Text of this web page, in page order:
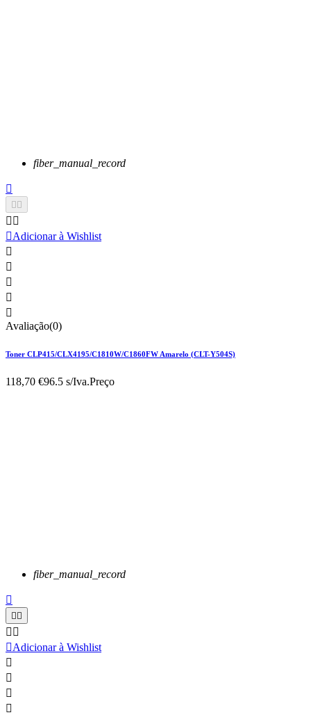
fiber_manual_record

 
 
Adicionar à Wishlist





Avaliação(0)
Toner CLP415/CLX4195/C1810W/C1860FW Amarelo (CLT-Y504S)
118,70 €96.5 s/Iva.Preço
fiber_manual_record

 
 
Adicionar à Wishlist



